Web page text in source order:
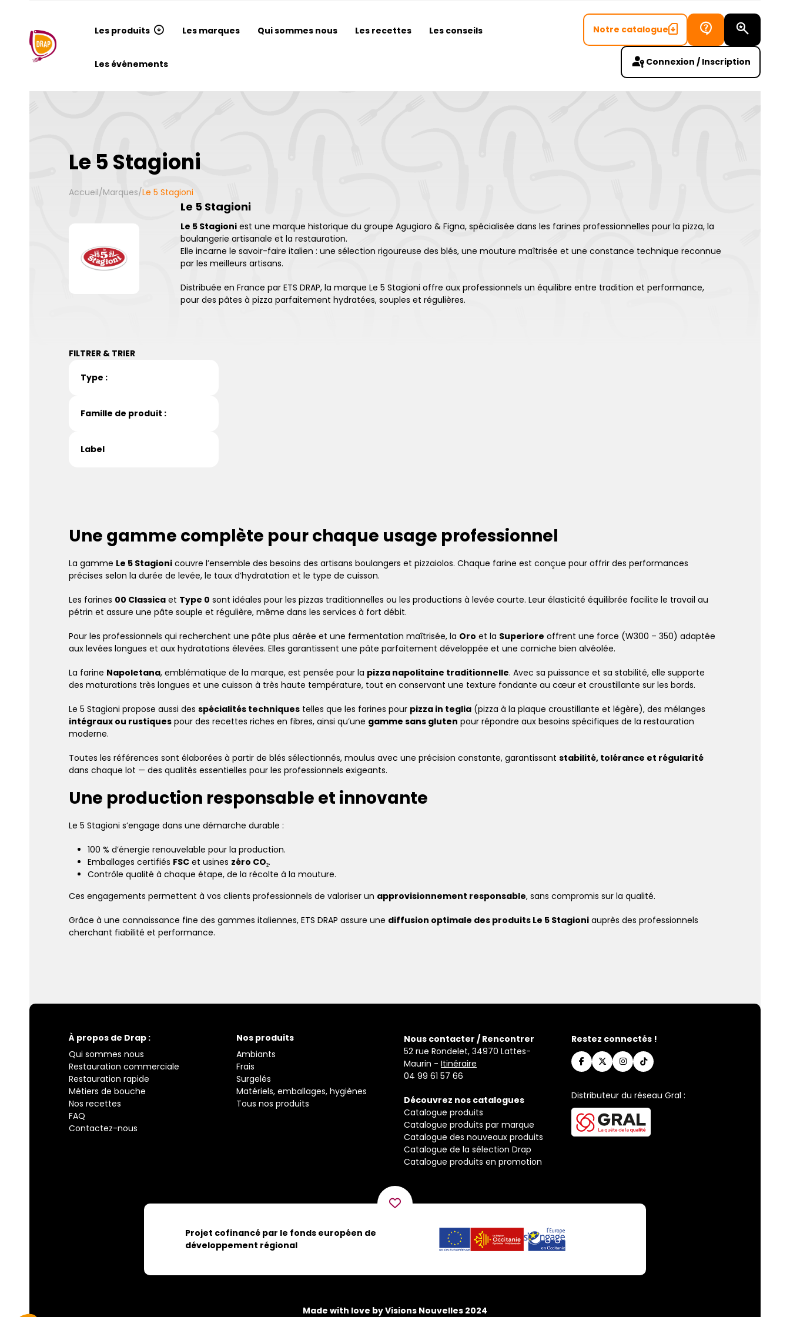
Les produits Les marques Qui sommes nous Les recettes Les conseils
Les événements
Notre catalogue
Connexion / Inscription
Le 5 Stagioni
Accueil/Marques/Le 5 Stagioni
Le 5 Stagioni
Le 5 Stagioni est une marque historique du groupe Agugiaro & Figna, spécialisée dans les farines professionnelles pour la pizza, la
boulangerie artisanale et la restauration.
Elle incarne le savoir-faire italien : une sélection rigoureuse des blés, une mouture maîtrisée et une constance technique reconnue
par les meilleurs artisans.
Distribuée en France par ETS DRAP, la marque Le 5 Stagioni offre aux professionnels un équilibre entre tradition et performance,
pour des pâtes à pizza parfaitement hydratées, souples et régulières.
FILTRER & TRIER
Type :
Famille de produit :
Label
Une gamme complète pour chaque usage professionnel
La gamme Le 5 Stagioni couvre l’ensemble des besoins des artisans boulangers et pizzaiolos. Chaque farine est conçue pour offrir des performances
précises selon la durée de levée, le taux d’hydratation et le type de cuisson.
Les farines 00 Classica et Type 0 sont idéales pour les pizzas traditionnelles ou les productions à levée courte. Leur élasticité équilibrée facilite le travail au
pétrin et assure une pâte souple et régulière, même dans les services à fort débit.
Pour les professionnels qui recherchent une pâte plus aérée et une fermentation maîtrisée, la Oro et la Superiore offrent une force (W300 – 350) adaptée
aux levées longues et aux hydratations élevées. Elles garantissent une pâte parfaitement développée et une corniche bien alvéolée.
La farine Napoletana, emblématique de la marque, est pensée pour la pizza napolitaine traditionnelle. Avec sa puissance et sa stabilité, elle supporte
des maturations très longues et une cuisson à très haute température, tout en conservant une texture fondante au cœur et croustillante sur les bords.
Le 5 Stagioni propose aussi des spécialités techniques telles que les farines pour pizza in teglia (pizza à la plaque croustillante et légère), des mélanges
intégraux ou rustiques pour des recettes riches en fibres, ainsi qu’une gamme sans gluten pour répondre aux besoins spécifiques de la restauration
moderne.
Toutes les références sont élaborées à partir de blés sélectionnés, moulus avec une précision constante, garantissant stabilité, tolérance et régularité
dans chaque lot — des qualités essentielles pour les professionnels exigeants.
Une production responsable et innovante
Le 5 Stagioni s’engage dans une démarche durable :
100 % d’énergie renouvelable pour la production.
Emballages certifiés FSC et usines zéro CO₂.
Contrôle qualité à chaque étape, de la récolte à la mouture.
Ces engagements permettent à vos clients professionnels de valoriser un approvisionnement responsable, sans compromis sur la qualité.
Grâce à une connaissance fine des gammes italiennes, ETS DRAP assure une diffusion optimale des produits Le 5 Stagioni auprès des professionnels
cherchant fiabilité et performance.
À propos de Drap :
Qui sommes nous
Restauration commerciale
Restauration rapide
Métiers de bouche
Nos recettes
FAQ
Contactez-nous
Nos produits
Ambiants
Frais
Surgelés
Matériels, emballages, hygiènes
Tous nos produits
Nous contacter / Rencontrer
52 rue Rondelet, 34970 Lattes-
Maurin - Itinéraire
04 99 61 57 66
Découvrez nos catalogues
Catalogue produits
Catalogue produits par marque
Catalogue des nouveaux produits
Catalogue de la sélection Drap
Catalogue produits en promotion
Restez connectés !
Distributeur du réseau Gral :
Projet cofinancé par le fonds européen de
développement régional
Made with love by Visions Nouvelles 2024